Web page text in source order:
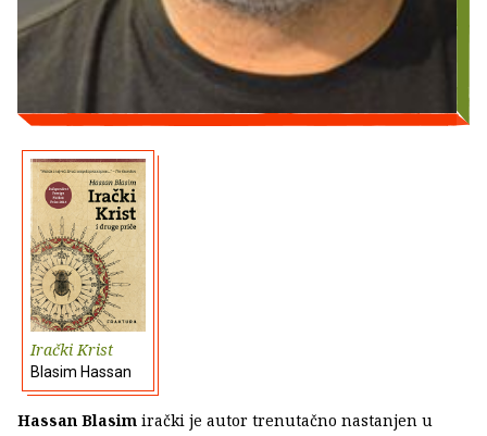
Irački Krist
Blasim Hassan
Hassan Blasim irački je autor trenutačno nastanjen u